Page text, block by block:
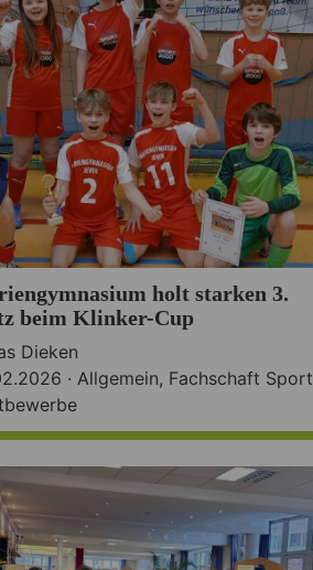
holt starken 3.
beim Klinker-Cup
Dieken
· Allgemein, Fachschaft Sport